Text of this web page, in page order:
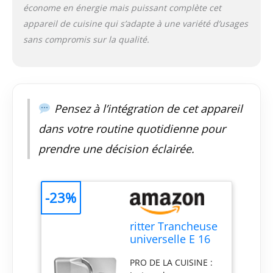
grande expertise.
Nous l'utilisons dans
notre développement
pour proposer de
Nos produits
bénéficient d'une
grande qualité de
matériaux et de
fabrication et sont
nombreuses années.
Si quelque chose
casse, nous serons
heureux de le
réparer.
économe en énergie mais puissant complète cet
appareil de cuisine qui s’adapte à une variété d’usages
sans compromis sur la qualité.
Pensez à l’intégration de cet appareil
dans votre routine quotidienne pour
prendre une décision éclairée.
ritter Trancheuse
universelle E 16
trancheuse
PRO DE LA CUISINE :
-23%